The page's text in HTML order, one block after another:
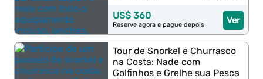
Ver
US$ 360
Reserve agora e pague depois
Tour de Snorkel e Churrasco
na Costa: Nade com
Golfinhos e Grelhe sua Pesca